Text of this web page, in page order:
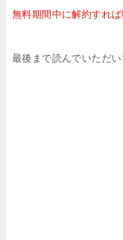
無料期間中に解約すれば
最後まで読んでいただ